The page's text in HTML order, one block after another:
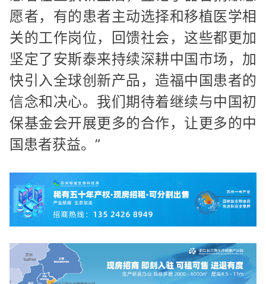
愿者，有的患者主动选择和移植医学相
关的工作岗位，回馈社会，这些都更加
坚定了安斯泰来持续深耕中国市场，加
快引入全球创新产品，造福中国患者的
信念和决心。我们期待着继续与中国初
保基金会开展更多的合作，让更多的中
国患者获益。”